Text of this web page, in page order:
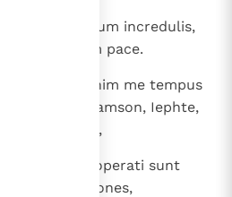
non periit cum incredulis,
cum pace.
Deficiet enim me tempus
Barac, Samson, Iephte,
prophetis,
regna, operati sunt
repromissiones,